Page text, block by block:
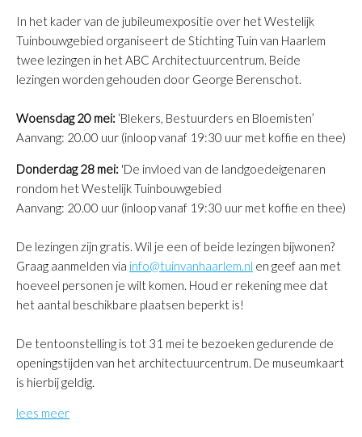
In het kader van de jubileumexpositie over het Westelijk
Tuinbouwgebied organiseert de Stichting Tuin van Haarlem
twee lezingen in het ABC Architectuurcentrum. Beide
lezingen worden gehouden door George Berenschot.
Woensdag 20 mei: ‘Blekers, Bestuurders en Bloemisten’
Aanvang: 20.00 uur (inloop vanaf 19:30 uur met koffie en thee)
Donderdag 28 mei: 'De invloed van de landgoedeigenaren
rondom het Westelijk Tuinbouwgebied
Aanvang: 20.00 uur (inloop vanaf 19:30 uur met koffie en thee)
De lezingen zijn gratis. Wil je een of beide lezingen bijwonen?
Graag aanmelden via info@tuinvanhaarlem.nl en geef aan met
hoeveel personen je wilt komen. Houd er rekening mee dat
het aantal beschikbare plaatsen beperkt is!
De tentoonstelling is tot 31 mei te bezoeken gedurende de
openingstijden van het architectuurcentrum. De museumkaart
is hierbij geldig.
lees meer